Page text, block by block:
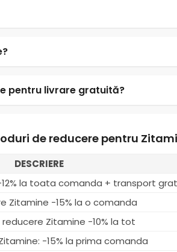
pentru livrare gratuită?
de reducere pentru
DESCRIERE
la toata comanda + transport
Zitamine -15% la o comanda
reducere Zitamine -10% la tot
-15% la prima comanda